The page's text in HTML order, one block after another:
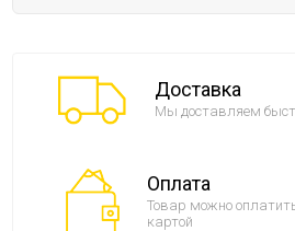
Доставка
Мы доставляем
Оплата
Товар можно
картой